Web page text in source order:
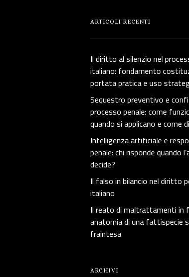
ARTICOLI RECENTI
Il diritto al silenzio nel
italiano: fondamento
portata pratica e uso
Sequestro preventivo e
processo penale: come
quando si applicano e come
Intelligenza artificiale e
penale: chi risponde quando
decide?
Il falso in bilancio nel diritto
italiano
Il reato di maltrattamenti in
anatomia di una fattispecie
fraintesa
ARCHIVI